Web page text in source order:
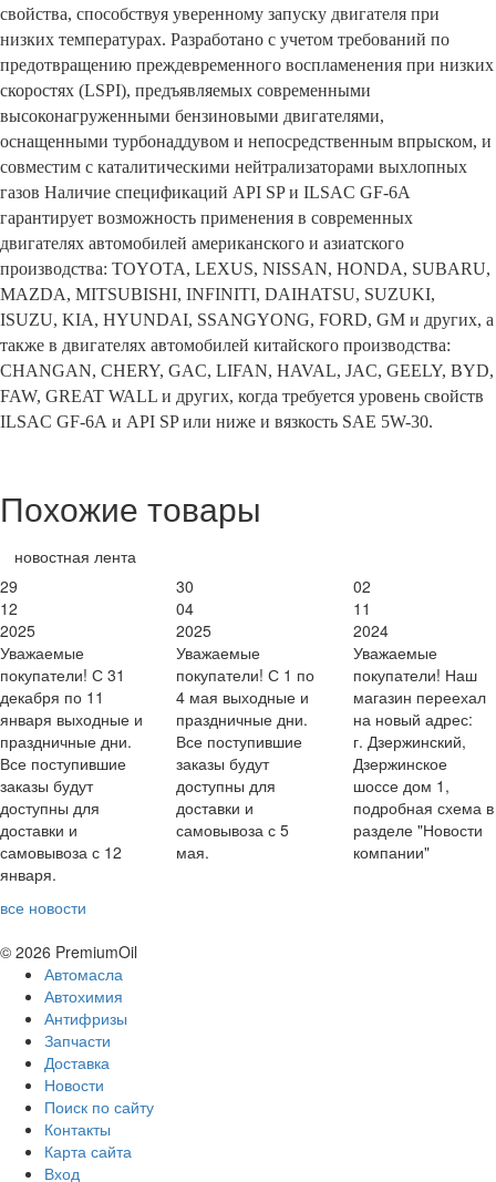
свойства, способствуя уверенному запуску двигателя при
низких температурах. Разработано с учетом требований по
предотвращению преждевременного воспламенения при низких
скоростях (LSPI), предъявляемых современными
высоконагруженными бензиновыми двигателями,
оснащенными турбонаддувом и непосредственным впрыском, и
совместим с каталитическими нейтрализаторами выхлопных
газов Наличие спецификаций API SP и ILSAC GF-6А
гарантирует возможность применения в современных
двигателях автомобилей американского и азиатского
производства: TOYOTA, LEXUS, NISSAN, HONDA, SUBARU,
MAZDA, MITSUBISHI, INFINITI, DAIHATSU, SUZUKI,
ISUZU, KIA, HYUNDAI, SSANGYONG, FORD, GM и других, а
также в двигателях автомобилей китайского производства:
CHANGAN, CHERY, GAC, LIFAN, HAVAL, JAC, GEELY, BYD,
FAW, GREAT WALL и других, когда требуется уровень свойств
ILSAC GF-6А и API SP или ниже и вязкость SAE 5W-30.
Похожие товары
новостная лента
29
12
2025
Уважаемые
покупатели! С 31
декабря по 11
января выходные и
праздничные дни.
Все поступившие
заказы будут
доступны для
доставки и
самовывоза с 12
января.
30
04
2025
Уважаемые
покупатели! С 1 по
4 мая выходные и
праздничные дни.
Все поступившие
заказы будут
доступны для
доставки и
самовывоза с 5
мая.
02
11
2024
Уважаемые
покупатели! Наш
магазин переехал
на новый адрес:
г. Дзержинский,
Дзержинское
шоссе дом 1,
подробная схема в
разделе "Новости
компании"
все новости
© 2026 PremiumOil
Автомасла
Автохимия
Антифризы
Запчасти
Доставка
Новости
Поиск по сайту
Контакты
Карта сайта
Вход